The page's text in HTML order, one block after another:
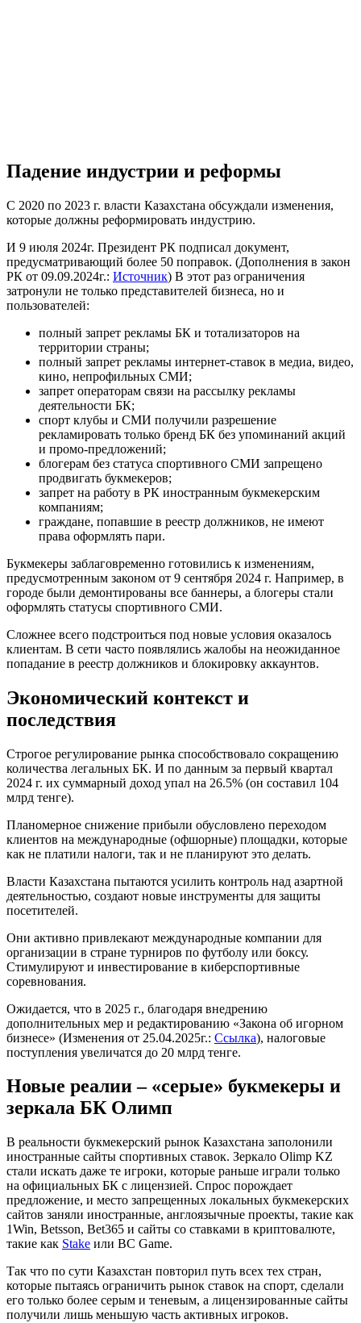
Падение индустрии и реформы
С 2020 по 2023 г. власти Казахстана обсуждали изменения,
которые должны реформировать индустрию.
И 9 июля 2024г. Президент РК подписал документ,
предусматривающий более 50 поправок. (Дополнения в закон
РК от 09.09.2024г.: Источник) В этот раз ограничения
затронули не только представителей бизнеса, но и
пользователей:
полный запрет рекламы БК и тотализаторов на
территории страны;
полный запрет рекламы интернет-ставок в медиа, видео,
кино, непрофильных СМИ;
запрет операторам связи на рассылку рекламы
деятельности БК;
спорт клубы и СМИ получили разрешение
рекламировать только бренд БК без упоминаний акций
и промо-предложений;
блогерам без статуса спортивного СМИ запрещено
продвигать букмекеров;
запрет на работу в РК иностранным букмекерским
компаниям;
граждане, попавшие в реестр должников, не имеют
права оформлять пари.
Букмекеры заблаговременно готовились к изменениям,
предусмотренным законом от 9 сентября 2024 г. Например, в
городе были демонтированы все баннеры, а блогеры стали
оформлять статусы спортивного СМИ.
Сложнее всего подстроиться под новые условия оказалось
клиентам. В сети часто появлялись жалобы на неожиданное
попадание в реестр должников и блокировку аккаунтов.
Экономический контекст и
последствия
Строгое регулирование рынка способствовало сокращению
количества легальных БК. И по данным за первый квартал
2024 г. их суммарный доход упал на 26.5% (он составил 104
млрд тенге).
Планомерное снижение прибыли обусловлено переходом
клиентов на международные (офшорные) площадки, которые
как не платили налоги, так и не планируют это делать.
Власти Казахстана пытаются усилить контроль над азартной
деятельностью, создают новые инструменты для защиты
посетителей.
Они активно привлекают международные компании для
организации в стране турниров по футболу или боксу.
Стимулируют и инвестирование в киберспортивные
соревнования.
Ожидается, что в 2025 г., благодаря внедрению
дополнительных мер и редактированию «Закона об игорном
бизнесе» (Изменения от 25.04.2025г.: Ссылка), налоговые
поступления увеличатся до 20 млрд тенге.
Новые реалии – «серые» букмекеры и
зеркала БК Олимп
В реальности букмекерский рынок Казахстана заполонили
иностранные сайты спортивных ставок. Зеркало Olimp KZ
стали искать даже те игроки, которые раньше играли только
на официальных БК с лицензией. Спрос порождает
предложение, и место запрещенных локальных букмекерских
сайтов заняли иностранные, англоязычные проекты, такие как
1Win, Betsson, Bet365 и сайты со ставками в криптовалюте,
такие как Stake или BC Game.
Так что по сути Казахстан повторил путь всех тех стран,
которые пытаясь ограничить рынок ставок на спорт, сделали
его только более серым и теневым, а лицензированные сайты
получили лишь меньшую часть активных игроков.